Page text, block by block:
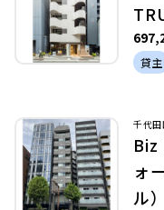
貸主
千代
ォ
ル）